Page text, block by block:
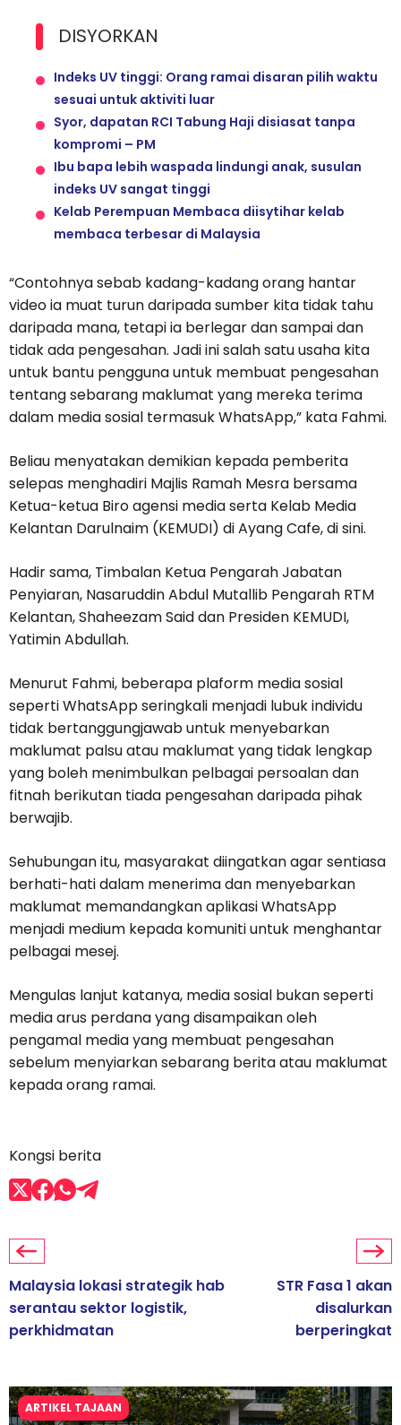
DISYORKAN
Indeks UV tinggi: Orang ramai disaran pilih waktu
sesuai untuk aktiviti luar
Syor, dapatan RCI Tabung Haji disiasat tanpa
kompromi – PM
Ibu bapa lebih waspada lindungi anak, susulan
indeks UV sangat tinggi
Kelab Perempuan Membaca diisytihar kelab
membaca terbesar di Malaysia
“Contohnya sebab kadang-kadang orang hantar
video ia muat turun daripada sumber kita tidak tahu
daripada mana, tetapi ia berlegar dan sampai dan
tidak ada pengesahan. Jadi ini salah satu usaha kita
untuk bantu pengguna untuk membuat pengesahan
tentang sebarang maklumat yang mereka terima
dalam media sosial termasuk WhatsApp,” kata Fahmi.
Beliau menyatakan demikian kepada pemberita
selepas menghadiri Majlis Ramah Mesra bersama
Ketua-ketua Biro agensi media serta Kelab Media
Kelantan Darulnaim (KEMUDI) di Ayang Cafe, di sini.
Hadir sama, Timbalan Ketua Pengarah Jabatan
Penyiaran, Nasaruddin Abdul Mutallib Pengarah RTM
Kelantan, Shaheezam Said dan Presiden KEMUDI,
Yatimin Abdullah.
Menurut Fahmi, beberapa plaform media sosial
seperti WhatsApp seringkali menjadi lubuk individu
tidak bertanggungjawab untuk menyebarkan
maklumat palsu atau maklumat yang tidak lengkap
yang boleh menimbulkan pelbagai persoalan dan
fitnah berikutan tiada pengesahan daripada pihak
berwajib.
Sehubungan itu, masyarakat diingatkan agar sentiasa
berhati-hati dalam menerima dan menyebarkan
maklumat memandangkan aplikasi WhatsApp
menjadi medium kepada komuniti untuk menghantar
pelbagai mesej.
Mengulas lanjut katanya, media sosial bukan seperti
media arus perdana yang disampaikan oleh
pengamal media yang membuat pengesahan
sebelum menyiarkan sebarang berita atau maklumat
kepada orang ramai.
Kongsi berita
Malaysia lokasi strategik hab
serantau sektor logistik,
perkhidmatan
STR Fasa 1 akan
disalurkan
berperingkat
ARTIKEL TAJAAN